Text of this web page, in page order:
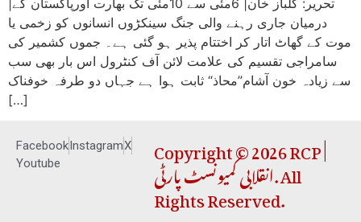
درمیان جاری رہنے والی جنگ سینکڑوں انسانوں کو زخمی یا
موت کے گھاٹ اتار کر اختتام پذیر ہو گئی ہے۔ جموں کشمیر کی
سامراجی تقسیم کی علامت لائن آف کنٹرول اس بار بھی سب
سے زیادہ خون آشام”محاذ“ ثابت ہوا ہے جہاں دو طرفہ خوفناک
[…]
FacebookInstagramX
Youtube
Copyright © 2026 RCP |
انقلابی کمیونسٹ پارٹی. All
Rights Reserved.